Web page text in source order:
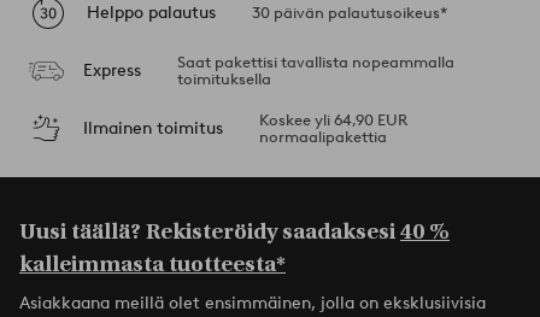
Helppo palautus 30 päivän palautusoikeus*
Express
Saat pakettisi tavallista nopeammalla
toimituksella
Ilmainen toimitus
Koskee yli 64,90 EUR
normaalipakettia
Uusi täällä? Rekisteröidy saadaksesi40 %
kalleimmasta tuotteesta*
Asiakkaana meillä olet ensimmäinen, jolla on eksklusiivisia